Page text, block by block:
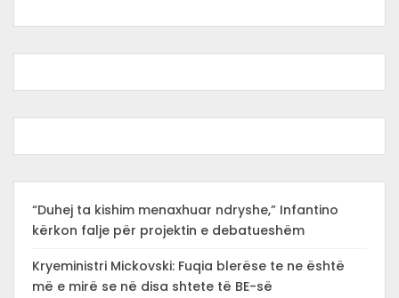
“Duhej ta kishim menaxhuar ndryshe,” Infantino
kërkon falje për projektin e debatueshëm
Kryeministri Mickovski: Fuqia blerëse te ne është
më e mirë se në disa shtete të BE-së